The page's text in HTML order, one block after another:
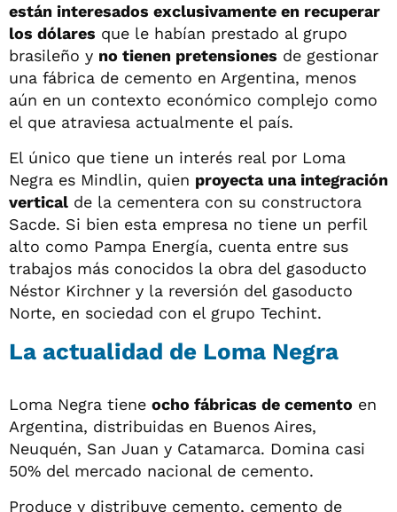
están interesados exclusivamente en recuperar
los dólares que le habían prestado al grupo
brasileño y no tienen pretensiones de gestionar
una fábrica de cemento en Argentina, menos
aún en un contexto económico complejo como
el que atraviesa actualmente el país.
El único que tiene un interés real por Loma
Negra es Mindlin, quien proyecta una integración
vertical de la cementera con su constructora
Sacde. Si bien esta empresa no tiene un perfil
alto como Pampa Energía, cuenta entre sus
trabajos más conocidos la obra del gasoducto
Néstor Kirchner y la reversión del gasoducto
Norte, en sociedad con el grupo Techint.
La actualidad de Loma Negra
Loma Negra tiene ocho fábricas de cemento en
Argentina, distribuidas en Buenos Aires,
Neuquén, San Juan y Catamarca. Domina casi
50% del mercado nacional de cemento.
Produce y distribuye cemento, cemento de